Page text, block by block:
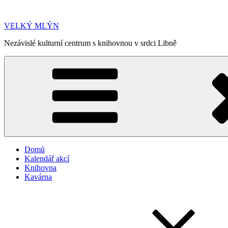
obsahu
VELKÝ MLÝN
Nezávislé kulturní centrum s knihovnou v srdci Libně
Domů
Kalendář akcí
Knihovna
Kavárna